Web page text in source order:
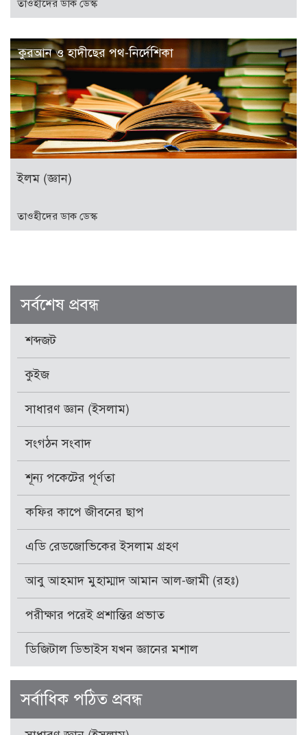
তাওহীদের ডাক ডেস্ক
কুরআন ও হাদীছের পথ-নির্দেশিকা
ইলম (জ্ঞান)
তাওহীদের ডাক ডেস্ক
সর্বশেষ প্রবন্ধ
শব্দজট
কুইজ
সাধারণ জ্ঞান (ইসলাম)
সংগঠন সংবাদ
শূন্য পকেটের পূর্ণতা
কফির কাপে জীবনের ছাপ
এডি রেডজোভিকের ইসলাম গ্রহণ
আবু আহমাদ মুহাম্মাদ আমান আল-জামী (রহঃ)
পরীক্ষার পরেই প্রশান্তির প্রভাত
ডিজিটাল ডিভাইস যখন জ্ঞানের মশাল
সর্বাধিক পঠিত প্রবন্ধ